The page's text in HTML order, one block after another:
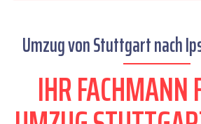
Umzug von Stuttgart nach
IHR FACHMANN